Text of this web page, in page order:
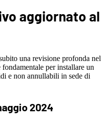
aggiornato al
una revisione profonda nel
per installare un
e non annullabili in sede di
2024